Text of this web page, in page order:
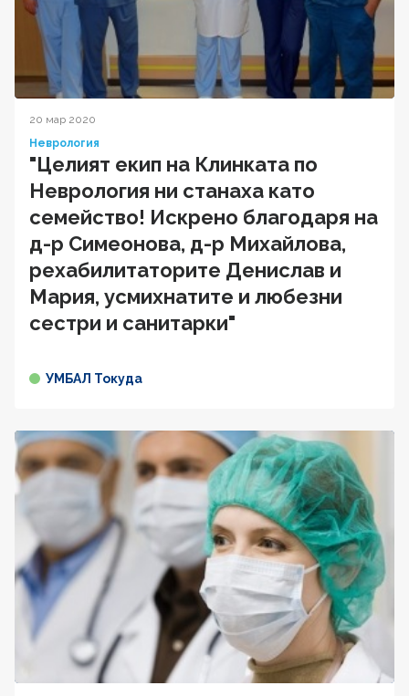
20 мар 2020
Неврология
"Целият екип на Клинката по
Неврология ни станаха като
семейство! Искрено благодаря на
д-р Симеонова, д-р Михайлова,
рехабилитаторите Денислав и
Мария, усмихнатите и любезни
сестри и санитарки"
УМБАЛ Токуда